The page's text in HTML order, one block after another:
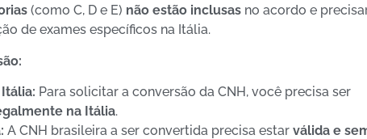
(como C, D e E) não estão inclusas no acordo e
de exames específicos na Itália.
Para solicitar a conversão da CNH, você precisa ser
na Itália.
A CNH brasileira a ser convertida precisa estar válida e